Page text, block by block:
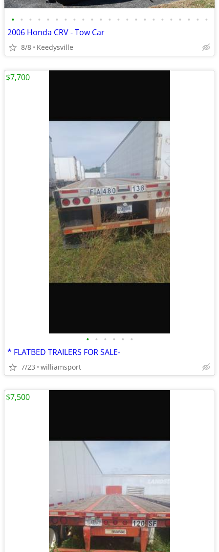
• • • • • • • • • • • • • • • • • • • • • • •
2006 Honda CRV - Tow Car
8/8 Keedysville
• • • • • •
* FLATBED TRAILERS FOR SALE-
7/23 williamsport
$7,700
$7,500